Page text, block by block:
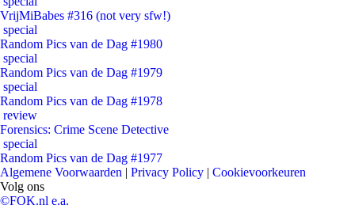
VrijMiBabes #316 (not very sfw!)
special
Random Pics van de Dag #1980
special
Random Pics van de Dag #1979
special
Random Pics van de Dag #1978
review
Forensics: Crime Scene Detective
special
Random Pics van de Dag #1977
Algemene Voorwaarden | Privacy Policy | Cookievoorkeuren
Volg ons
©FOK.nl e.a.